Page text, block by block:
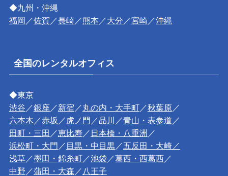
◆九州・沖縄
福岡 ／佐賀 ／長崎／熊本 ／大分 ／宮崎／沖縄
全国のレンタルオフィス
◆東京
渋谷 ／銀座 ／新宿 ／丸の内・大手町／秋葉原／
六本木 ／赤坂 ／ 虎ノ門 ／品川 ／青山・表参道 ／
田町・三田 ／恵比寿／ 日本橋・八重洲 ／
浜松町・大門 ／ 目黒・中目黒／五反田・大崎／
浅草 ／墨田・錦糸町／池袋 ／葛西・西葛西／
中野 ／蒲田・大森 ／ 八王子